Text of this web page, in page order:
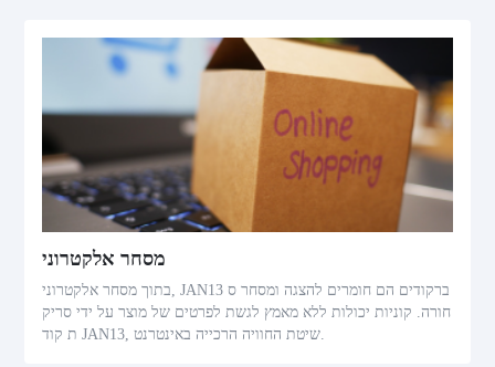
מסחר אלקטרוני
בתוך מסחר אלקטרוני, JAN13 ברקודים הם חומרים להצגה ומסחר ס
חורה. קוניות יכולות ללא מאמץ לגשת לפרטים של מוצר על ידי סריק
ת קוד JAN13, שיטת החוויה הרכייה באינטרנט.